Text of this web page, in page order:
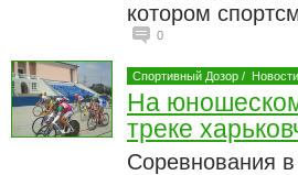
котором
0
Спортивный Дозор / Новости
На
треке
Соревнования